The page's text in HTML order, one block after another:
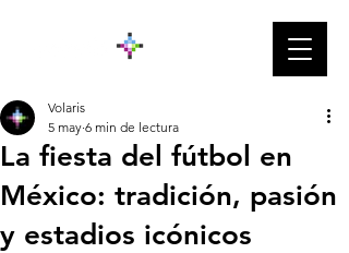
La fiesta del fútbol en
México: tradición, pasión
y estadios icónicos
Volaris
5 may 6 min de lectura